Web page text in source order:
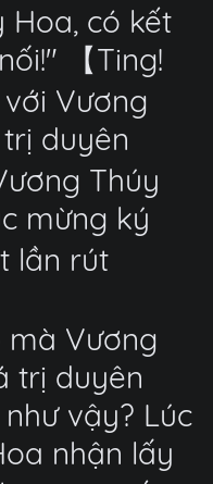
Hoa, có kết
【Ting!
Vương
duyên
Thúy
mừng ký
lần rút
mà Vương
trị duyên
vậy? Lúc
nhận lấy